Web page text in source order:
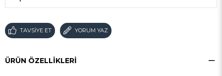
TAVSIYE ET YORUM YAZ
ÜRÜN ÖZELLIKLERI